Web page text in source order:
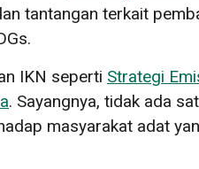
tantangan terkait
IKN seperti Strategi
. Sayangnya, tidak ada
masyarakat adat